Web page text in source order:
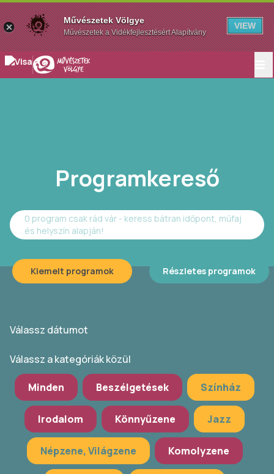
Programkereső
0 program csak rád vár - keress bátran időpont, műfaj
és helyszín alapján!
Kiemelt programok Részletes programok
Válassz dátumot
Válassz a kategóriák közül
Minden Beszélgetések Színház
Irodalom Könnyűzene Jazz
Népzene, Világzene Komolyzene
Művészetek Völgye
Művészetek a Vidékfejlesztésért Alapítvány
VIEW